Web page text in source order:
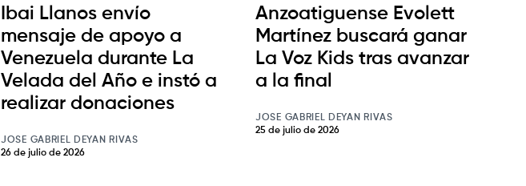
Ibai Llanos envío
mensaje de apoyo a
Venezuela durante La
Velada del Año e instó a
realizar donaciones
JOSE GABRIEL DEYAN RIVAS
26 de julio de 2026
Anzoatiguense Evolett
Martínez buscará ganar
La Voz Kids tras avanzar
a la final
JOSE GABRIEL DEYAN RIVAS
25 de julio de 2026